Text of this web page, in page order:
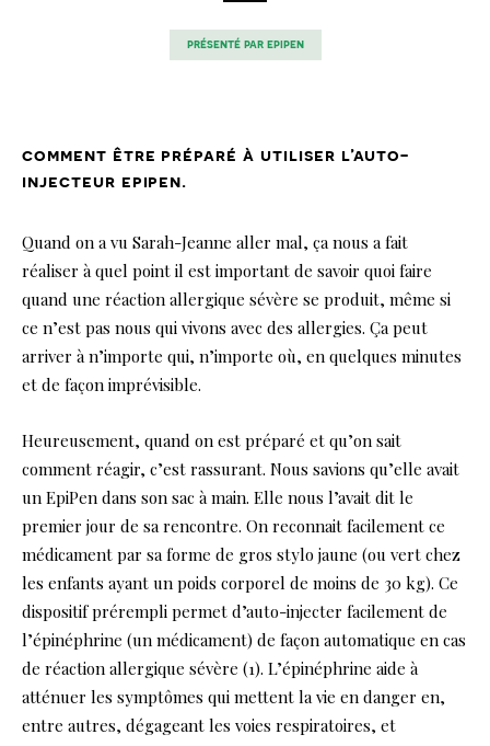
présenté par epipen
comment être préparé à utiliser l’auto-
injecteur epipen.
Quand on a vu Sarah-Jeanne aller mal, ça nous a fait
réaliser à quel point il est important de savoir quoi faire
quand une réaction allergique sévère se produit, même si
ce n’est pas nous qui vivons avec des allergies. Ça peut
arriver à n’importe qui, n’importe où, en quelques minutes
et de façon imprévisible.
Heureusement, quand on est préparé et qu’on sait
comment réagir, c’est rassurant. Nous savions qu’elle avait
un EpiPen dans son sac à main. Elle nous l’avait dit le
premier jour de sa rencontre. On reconnait facilement ce
médicament par sa forme de gros stylo jaune (ou vert chez
les enfants ayant un poids corporel de moins de 30 kg). Ce
dispositif prérempli permet d’auto-injecter facilement de
l’épinéphrine (un médicament) de façon automatique en cas
de réaction allergique sévère (1). L’épinéphrine aide à
atténuer les symptômes qui mettent la vie en danger en,
entre autres, dégageant les voies respiratoires, et